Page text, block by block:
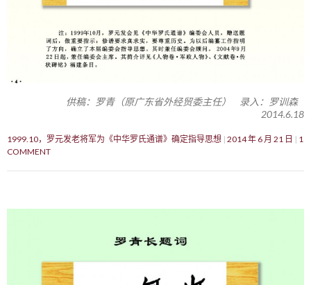
供稿：罗青（原广东省外经贸委主任） 录入：罗训森
2014.6.18
1999.10，罗元发老将军为《中华罗氏通谱》确定指导思想 2014 年 6 月 21 日
1
COMMENT